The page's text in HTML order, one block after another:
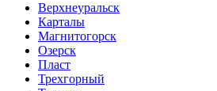
Верхнеуральск
Карталы
Магнитогорск
Озерск
Пласт
Трехгорный